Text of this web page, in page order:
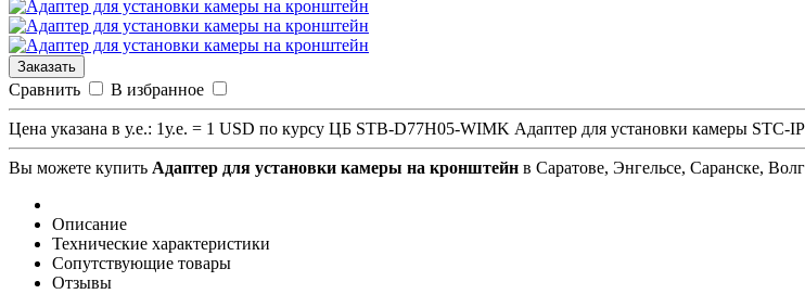
Заказать
Сравнить В избранное
Цена указана в у.е.: 1у.е. = 1 USD по курсу ЦБ STB-D77H05-WIMK Адаптер для установки камеры STC-
Вы можете купить Адаптер для установки камеры на кронштейн в Саратове, Энгельсе, Саранске,
Описание
Технические характеристики
Сопутствующие товары
Отзывы